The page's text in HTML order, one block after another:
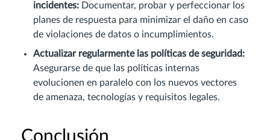
incidentes: Documentar, probar y perfeccionar los
planes de respuesta para minimizar el daño en caso
de violaciones de datos o incumplimientos.
Actualizar regularmente las políticas de seguridad:
Asegurarse de que las políticas internas
evolucionen en paralelo con los nuevos vectores
de amenaza, tecnologías y requisitos legales.